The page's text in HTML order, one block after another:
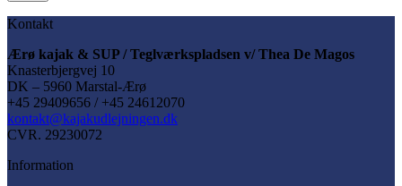
Kontakt
Ærø kajak & SUP / Teglværkspladsen v/ Thea De Magos
Knasterbjergvej 10
DK – 5960 Marstal-Ærø
+45 29409656 / +45 24612070
kontakt@kajakudlejningen.dk
CVR. 29230072
Information